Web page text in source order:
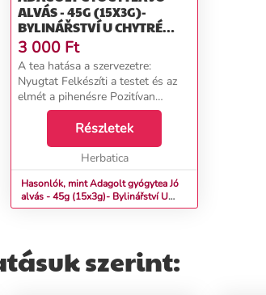
ALVÁS - 45G (15X3G)-
BYLINÁŘSTVÍ U CHYTRÉ
HORÁKYNĚ
3 000 Ft
A tea hatása a szervezetre:
Nyugtat Felkészíti a testet és az
elmét a pihenésre Pozitívan
hangol Kellemes elalvást és
alvásmegmaradást idéz elő.
Használat módja és&nbsp;ajánlott
adagolás: 1 z...
Részletek
Herbatica
Hasonlók, mint Adagolt gyógytea Jó
alvás - 45g (15x3g)- Bylinářství U
Chytré horákyně
szerint: